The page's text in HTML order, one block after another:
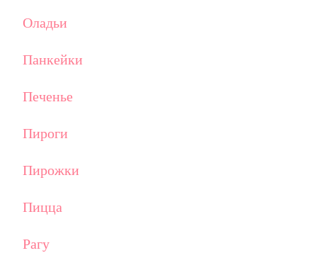
Оладьи
Панкейки
Печенье
Пироги
Пирожки
Пицца
Рагу